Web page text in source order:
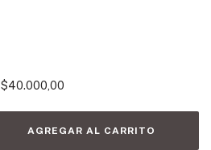
$40.000,00